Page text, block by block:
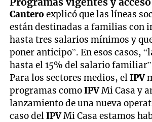
Canteroexplicó que las líneas
están destinadas a familias con
hasta tres salarios mínimos y
poner anticipo”. En esos casos,
hasta el 15% del salario
Para los sectores medios, elIPV
programas comoIPVMi Casa y
lanzamiento de una nueva
caso delIPVMi Casa estamos